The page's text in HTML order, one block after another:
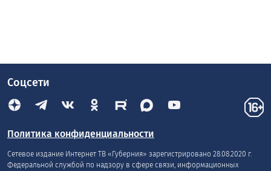
Соцсети
Политика конфиденциальности
Сетевое издание Интернет ТВ «Губерния» зарегистрировано 28.08.2020 г.
Федеральной службой по надзору в сфере связи, информационных